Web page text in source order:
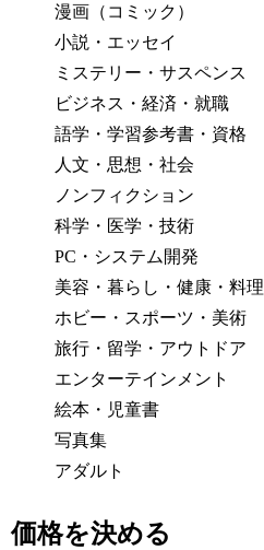
漫画（コミック）
小説・エッセイ
ミステリー・サスペンス
ビジネス・経済・就職
語学・学習参考書・資格
人文・思想・社会
ノンフィクション
科学・医学・技術
PC・システム開発
美容・暮らし・健康・料理
ホビー・スポーツ・美術
旅行・留学・アウトドア
エンターテインメント
絵本・児童書
写真集
アダルト
価格を決める